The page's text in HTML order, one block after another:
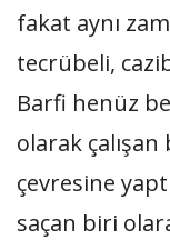
fakat aynı
tecrübeli,
Barfi henüz
olarak
çevresine
saçan biri